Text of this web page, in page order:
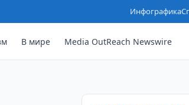
Инфографика
В мире Media OutReach Newswire